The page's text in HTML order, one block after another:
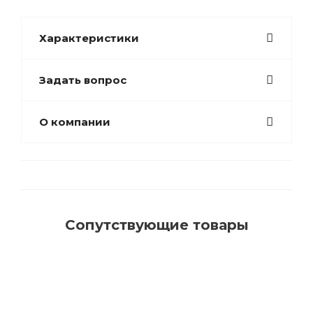
Характеристики
Задать вопрос
О компании
Сопутствующие товары